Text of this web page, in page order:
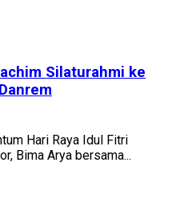
Silaturahmi ke
Hari Raya Idul Fitri
Bima Arya bersama...